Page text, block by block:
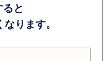
と
ります。